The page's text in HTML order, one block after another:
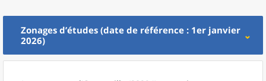
Zonages d’études (date de référence : 1er janvier
2026)